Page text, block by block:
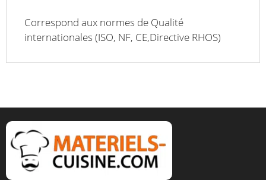
Correspond aux normes de Qualité
internationales (ISO, NF, CE,Directive RHOS)